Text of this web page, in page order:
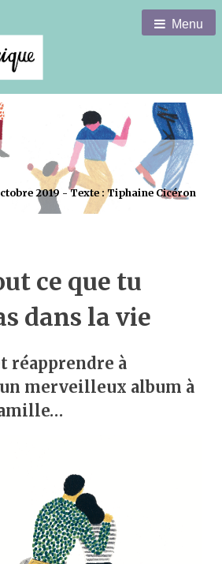
Menu
2019 - Texte : Tiphaine Cicéron
ce que tu
dans la vie
réapprendre à
merveilleux album à